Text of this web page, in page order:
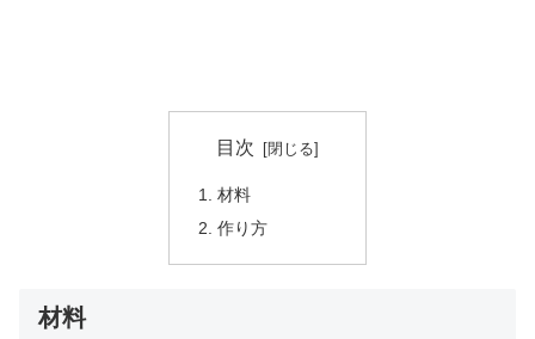
目次
材料
作り方
材料